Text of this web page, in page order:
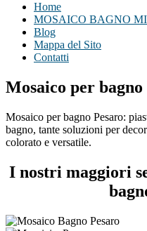
Home
MOSAICO BAGNO
Blog
Mappa del Sito
Contatti
Mosaico per bagno
Mosaico per bagno Pesaro:
bagno, tante soluzioni per
colorato e versatile.
I nostri maggiori